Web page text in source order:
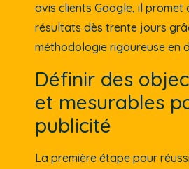
avis clients Google, il promet
résultats dès trente jours
méthodologie rigoureuse en
Définir des
et mesurables
publicité
La première étape pour